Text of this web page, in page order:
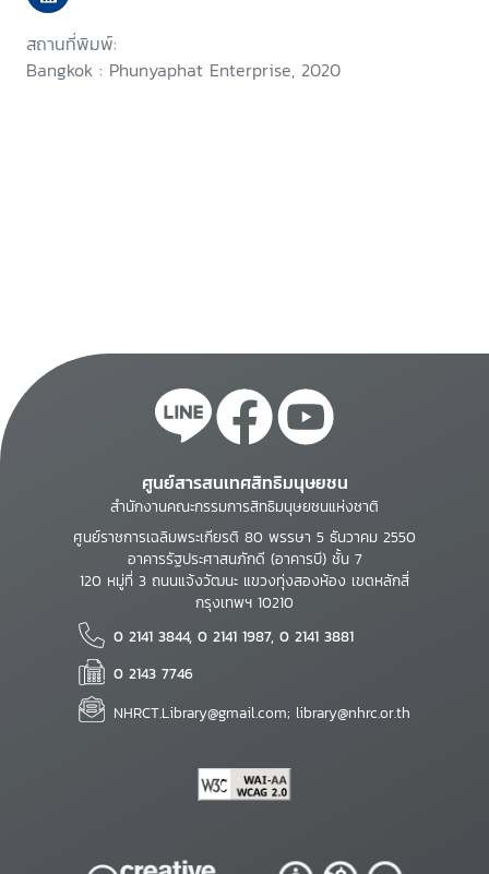
สถานที่พิมพ์:
Bangkok : Phunyaphat Enterprise, 2020
ศูนย์สารสนเทศสิทธิมนุษยชน
สำนักงานคณะกรรมการสิทธิมนุษยชนแห่งชาติ
ศูนย์ราชการเฉลิมพระเกียรติ 80 พรรษา 5 ธันวาคม 2550
อาคารรัฐประศาสนภักดี (อาคารบี) ชั้น 7
120 หมู่ที่ 3 ถนนแจ้งวัฒนะ แขวงทุ่งสองห้อง เขตหลักสี่
กรุงเทพฯ 10210
0 2141 3844, 0 2141 1987, 0 2141 3881
0 2143 7746
NHRCT.Library@gmail.com; library@nhrc.or.th